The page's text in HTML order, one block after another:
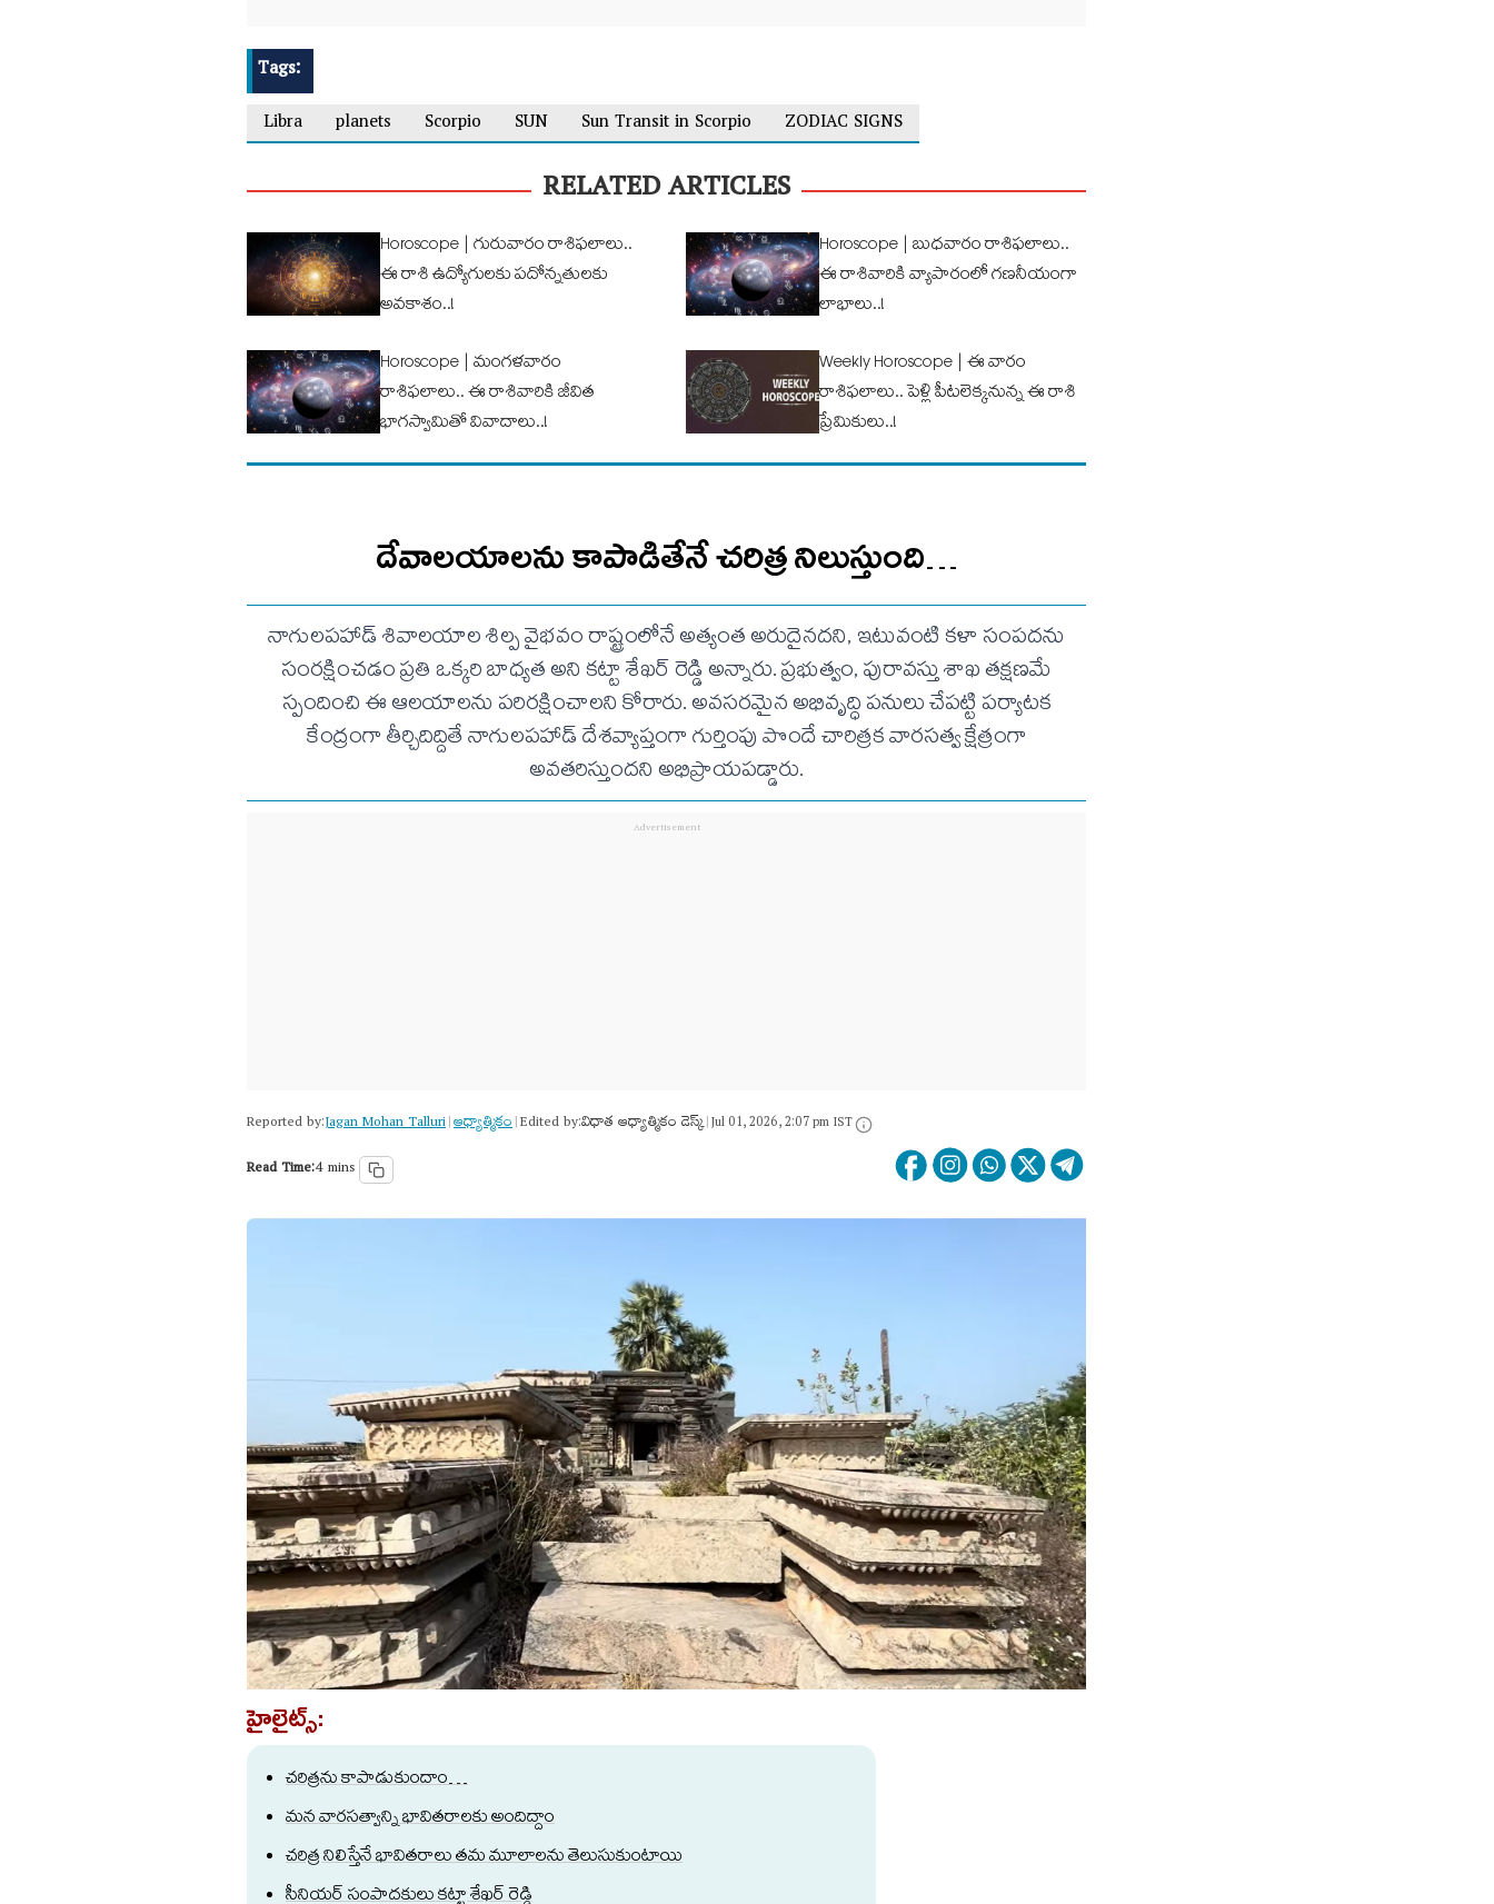
Tags:
Libra
planets Scorpio SUN Sun Transit in Scorpio ZODIAC SIGNS
RELATED ARTICLES
Horoscope | గురువారం రాశిఫ‌లాలు..
ఈ రాశి ఉద్యోగుల‌కు ప‌దోన్న‌తుల‌కు
అవ‌కాశం..!
Horoscope | బుధ‌వారం రాశిఫ‌లాలు..
ఈ రాశివారికి వ్యాపారంలో గ‌ణ‌నీయంగా
లాభాలు..!
Horoscope | మంగ‌ళ‌వారం
రాశిఫ‌లాలు.. ఈ రాశివారికి జీవిత
భాగ‌స్వామితో వివాదాలు..!
Weekly Horoscope | ఈ వారం
రాశిఫ‌లాలు.. పెళ్లి పీట‌లెక్క‌నున్న ఈ రాశి
ప్రేమికులు..!
దేవాలయాలను కాపాడితేనే చరిత్ర నిలుస్తుంది…
నాగులపహాడ్ శివాలయాల శిల్ప వైభవం రాష్ట్రంలోనే అత్యంత అరుదైనదని, ఇటువంటి కళా సంపదను
సంరక్షించడం ప్రతి ఒక్కరి బాధ్యత అని కట్టా శేఖర్ రెడ్డి అన్నారు. ప్రభుత్వం, పురావస్తు శాఖ తక్షణమే
స్పందించి ఈ ఆలయాలను పరిరక్షించాలని కోరారు. అవసరమైన అభివృద్ధి పనులు చేపట్టి పర్యాటక
కేంద్రంగా తీర్చిదిద్దితే నాగులపహాడ్ దేశవ్యాప్తంగా గుర్తింపు పొందే చారిత్రక వారసత్వ క్షేత్రంగా
అవతరిస్తుందని అభిప్రాయపడ్డారు.
Reported by:Jagan Mohan Talluri|ఆధ్యాత్మికం|Edited by:విధాత ఆధ్యాత్మికం డెస్క్|Jul 01, 2026, 2:07 pm IST
Read Time:4 mins
హైలైట్స్:
చరిత్రను కాపాడుకుందాం…
మన వారసత్వాన్ని భావితరాలకు అందిద్దాం
చరిత్ర నిలిస్తేనే భావితరాలు తమ మూలాలను తెలుసుకుంటాయి
సీనియర్ సంపాదకులు కట్టా శేఖర్ రెడ్డి